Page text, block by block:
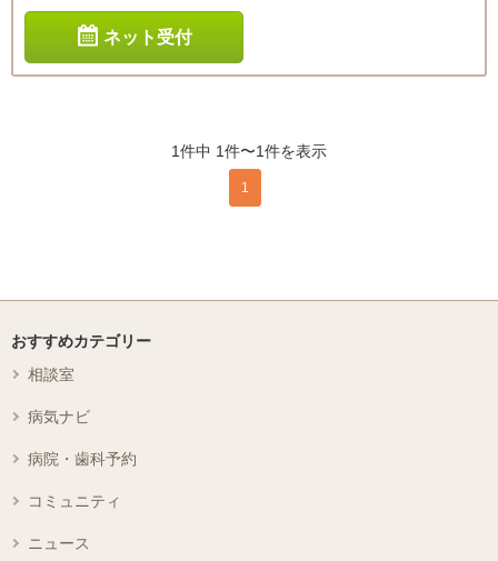
ネット受付
1件中 1件〜1件を表示
1
おすすめカテゴリー
相談室
病気ナビ
病院・歯科予約
コミュニティ
ニュース